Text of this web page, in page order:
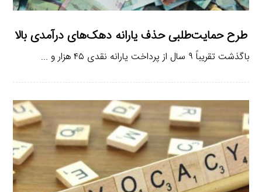
طرح حمایت‌طلبی حذف یارانه دهک‌های درآمدی بالا
باگذشت تقریباً ۹ سال از پرداخت یارانه نقدی ۴۵ هزار و ...